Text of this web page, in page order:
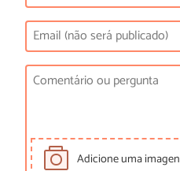
Adicione uma imagen